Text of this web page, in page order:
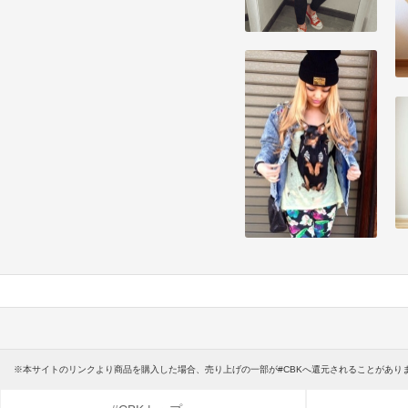
※本サイトのリンクより商品を購入した場合、売り上げの一部が#CBKへ還元されることがあり